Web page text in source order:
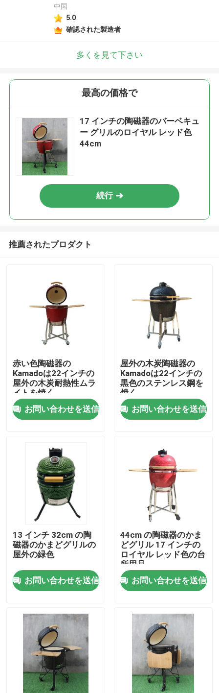
ホーム
企業情報
会社案内
品質管理
セラミックかまどグリル
セラミックバーベキューグリル
セラミックチャコールグリル
中国
5.0
確認された製造者
多くを見て下さい
最高の価格で
17 インチの陶磁器のバーベキュ
ー グリルのロイヤル レッド色
44cm
続行
推薦されたプロダクト
赤い色陶磁器の
Kamadoは22インチの
屋外の木炭耐熱性ムラ
イトを焼く
お問い合わせを送信
屋外の木炭陶磁器の
Kamadoは22インチの
黒色のステンレス鋼を
焼く
お問い合わせを送信
13 インチ 32cm の陶
磁器のかまどグリルの
屋外の緑色
お問い合わせを送信
44cm の陶磁器のかま
どグリル 17 インチの
ロイヤル レッド色の台
所用品
お問い合わせを送信